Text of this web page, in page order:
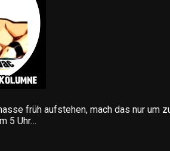
früh aufstehen, mach das nur um
5 Uhr…